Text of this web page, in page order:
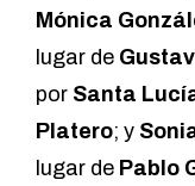
Mónica
lugar de
por Santa
Platero; y
lugar de Pablo